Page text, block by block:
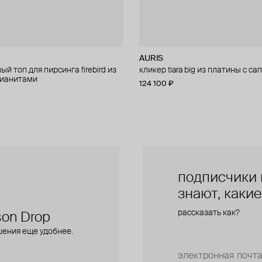
топ для пирсинга firebird из
AURIS
кликер tiara big из платины с
124 100 ₽
пирсинга phoenix из золота
AURIS
правый малый топ для
золота с фианитами
подписчики
знают,
рассказать как?
Drop
еще удобнее.